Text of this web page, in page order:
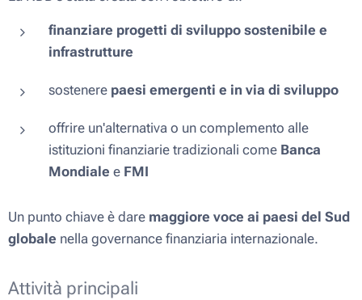
finanziare progetti di sviluppo sostenibile e
infrastrutture
sostenere paesi emergenti e in via di sviluppo
offrire un'alternativa o un complemento alle
istituzioni finanziarie tradizionali come Banca
Mondiale e FMI
Un punto chiave è dare maggiore voce ai paesi del Sud
globale nella governance finanziaria internazionale.
Attività principali